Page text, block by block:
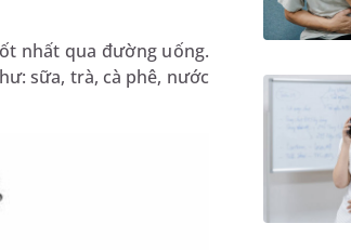
nhất qua đường uống.
sữa, trà, cà phê, nước